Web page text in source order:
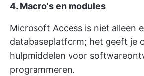
4. Macro's en modules
Microsoft Access is niet alleen
databaseplatform; het geeft je
hulpmiddelen voor
programmeren.